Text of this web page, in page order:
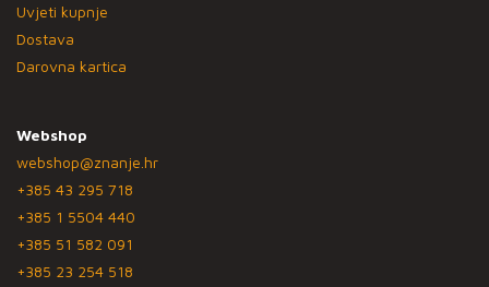
Uvjeti kupnje
Dostava
Darovna kartica
Webshop
webshop@znanje.hr
+385 43 295 718
+385 1 5504 440
+385 51 582 091
+385 23 254 518